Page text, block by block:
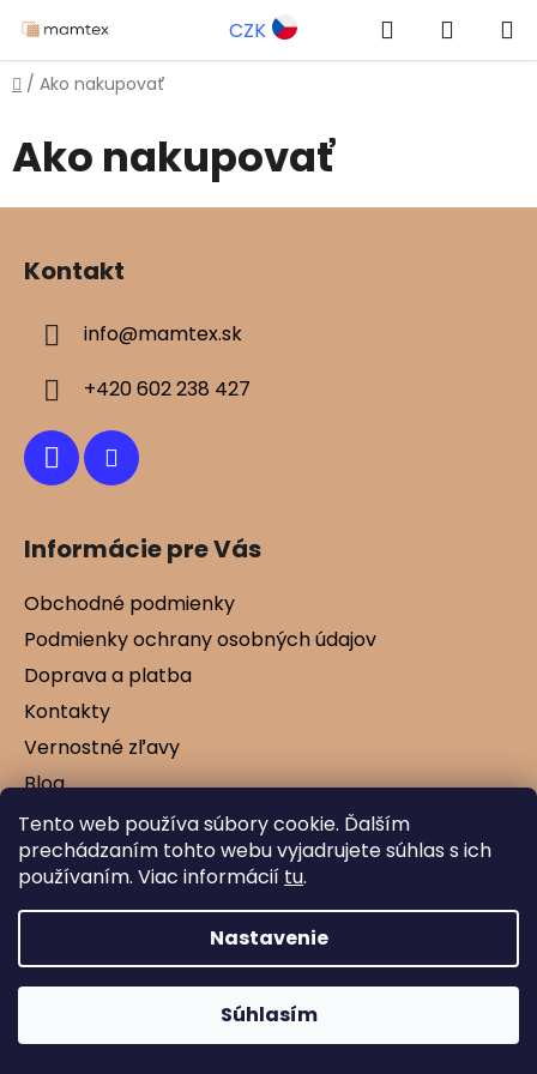
Tento web používa súbory cookie. Ďalším
prechádzaním tohto webu vyjadrujete súhlas s ich
používaním. Viac informácií tu.
Nastavenie
Súhlasím
na
obsah
CZK Hľadať
KOŠÍK
Domov
/ Ako nakupovať
Ako nakupovať
Kontakt
info@mamtex.sk
+420 602 238 427
Informácie pre Vás
Obchodné podmienky
Podmienky ochrany osobných údajov
Doprava a platba
Kontakty
Vernostné zľavy
Blog
Vytvoril Shoptet
Copyright 2026Mamtex.sk. Všetky práva
vyhradené.